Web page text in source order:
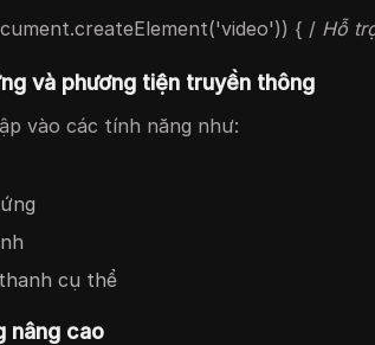
{ / Hỗ
và phương tiện truyền thông
vào các tính năng như:
cụ thể
nâng cao